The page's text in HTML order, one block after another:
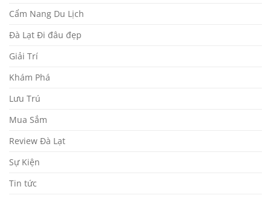
Cẩm Nang Du Lịch
Đà Lạt Đi đâu đẹp
Giải Trí
Khám Phá
Lưu Trú
Mua Sắm
Review Đà Lạt
Sự Kiện
Tin tức